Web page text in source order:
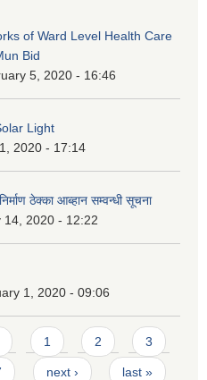
of Ward Level Health Care
Bid
5, 2020 - 16:46
Light
2020 - 17:14
ठेक्का आब्हान सम्वन्धी सूचना
14, 2020 - 12:22
1, 2020 - 09:06
1 2 3
next › last »